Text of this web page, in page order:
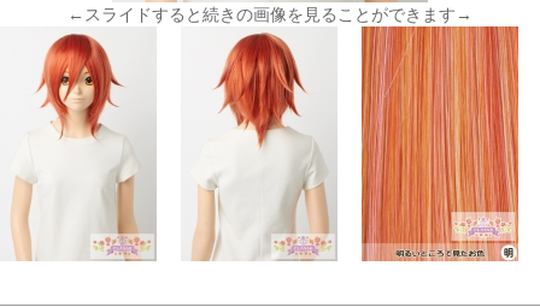
←スライドすると続きの画像を見ることができます→